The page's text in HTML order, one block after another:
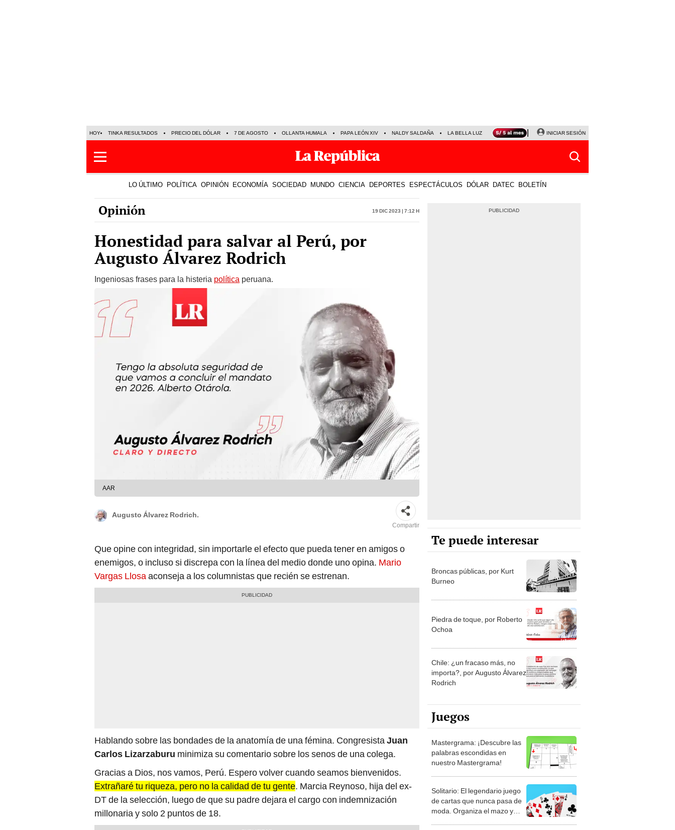
HOY TINKA RESULTADOS PRECIO DEL DÓLAR 7 DE AGOSTO OLLANTA HUMALA PAPA LEÓN XIV NALDY SALDAÑA LA BELLA LUZ MAGALY MEDINA SINUANO RESULTADOS HOY
INICIAR SESIÓN
LO ÚLTIMO POLÍTICA OPINIÓN ECONOMÍA SOCIEDAD MUNDO CIENCIA DEPORTES ESPECTÁCULOS DÓLAR DATEC BOLETÍN
Opinión 19 Dic 2023 | 7:12 h
Honestidad para salvar al Perú, por
Augusto Álvarez Rodrich
Ingeniosas frases para la histeria política peruana.
AAR
Augusto Álvarez Rodrich.
Compartir
Que opine con integridad, sin importarle el efecto que pueda tener en amigos o
enemigos, o incluso si discrepa con la línea del medio donde uno opina. Mario
Vargas Llosaaconseja a los columnistas que recién se estrenan.
Hablando sobre las bondades de la anatomía de una fémina. CongresistaJuan
Carlos Lizarzaburu minimiza su comentario sobre los senos de una colega.
Gracias a Dios, nos vamos, Perú. Espero volver cuando seamos bienvenidos.
Extrañaré tu riqueza, pero no la calidad de tu gente. Marcia Reynoso, hija del ex-
DT de la selección, luego de que su padre dejara el cargo con indemnización
millonaria y solo 2 puntos de 18.
Te puede interesar
Broncas públicas, por Kurt
Burneo
Piedra de toque, por Roberto
Ochoa
Chile: ¿un fracaso más, no
importa?, por Augusto Álvarez
Rodrich
Juegos
Mastergrama: ¡Descubre las
palabras escondidas en
nuestro Mastergrama!
Solitario: El legendario juego
de cartas que nunca pasa de
moda. Organiza el mazo y